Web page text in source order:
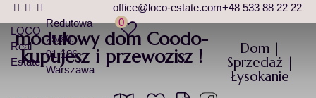
LOCO
Real
Estate
Redutowa
25/60
01-106
Warszawa
office@loco-estate.com+48 533 88 22 22
0
modułowy dom Coodo-
kupujesz i przewozisz !
Dom |
Sprzedaż |
Łysokanie